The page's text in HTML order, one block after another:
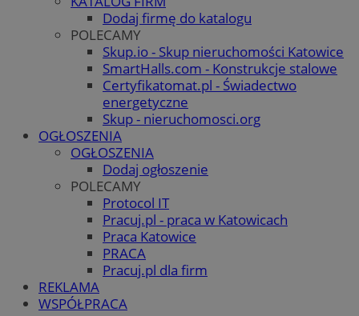
Dodaj firmę do katalogu
POLECAMY
Skup.io - Skup nieruchomości Katowice
SmartHalls.com - Konstrukcje stalowe
Certyfikatomat.pl - Świadectwo
energetyczne
Skup - nieruchomosci.org
OGŁOSZENIA
OGŁOSZENIA
Dodaj ogłoszenie
POLECAMY
Protocol IT
Pracuj.pl - praca w Katowicach
Praca Katowice
PRACA
Pracuj.pl dla firm
REKLAMA
WSPÓŁPRACA